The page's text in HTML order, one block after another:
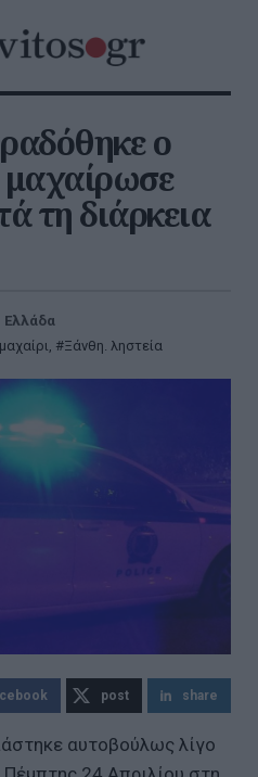
ο
μαχαίρωσε
τη διάρκεια
Ελλάδα
, Ξάνθη. ληστεία
post share
αυτοβούλως λίγο